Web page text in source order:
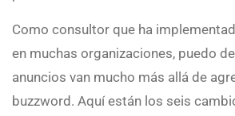
Como consultor que ha
en muchas organizaciones, puedo
anuncios van mucho más allá de
buzzword. Aquí están los seis